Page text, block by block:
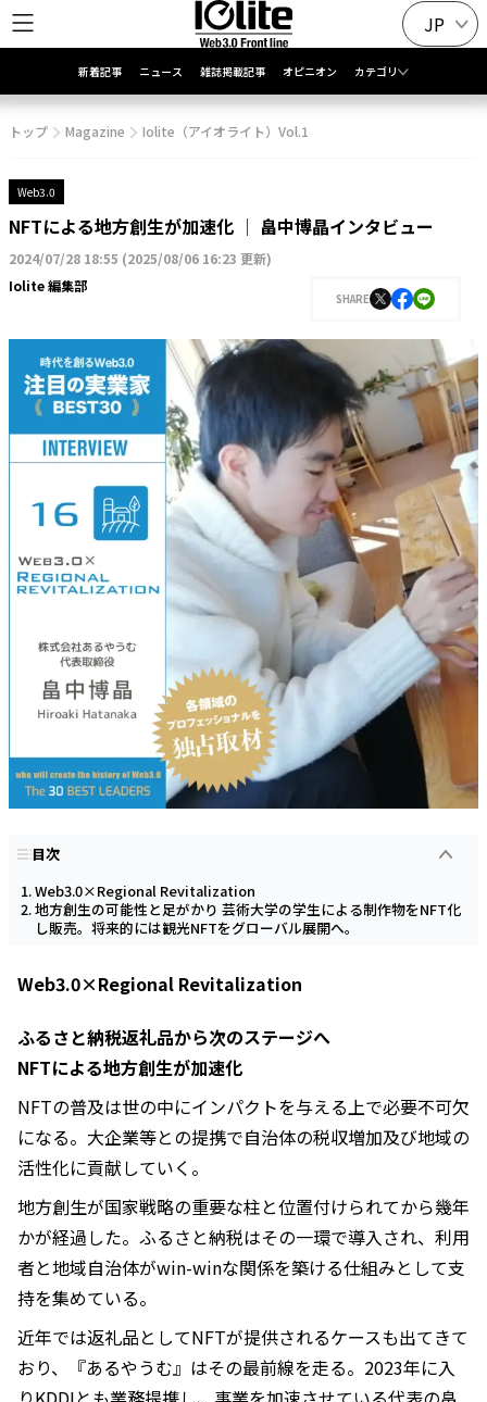
JP
新着記事 ニュース 雑誌掲載記事 オピニオン カテゴリ
トップ Magazine Iolite（アイオライト）Vol.1
Web3.0
NFTによる地方創生が加速化 │ 畠中博晶インタビュー
2024/07/28 18:55 (2025/08/06 16:23 更新)
Iolite 編集部
SHARE
目次
Web3.0×Regional Revitalization
地方創生の可能性と足がかり 芸術大学の学生による制作物をNFT化
し販売。将来的には観光NFTをグローバル展開へ。
Web3.0×Regional Revitalization
ふるさと納税返礼品から次のステージへ
NFTによる地方創生が加速化
NFTの普及は世の中にインパクトを与える上で必要不可欠
になる。大企業等との提携で自治体の税収増加及び地域の
活性化に貢献していく。
地方創生が国家戦略の重要な柱と位置付けられてから幾年
かが経過した。ふるさと納税はその一環で導入され、利用
者と地域自治体がwin-winな関係を築ける仕組みとして支
持を集めている。
近年では返礼品としてNFTが提供されるケースも出てきて
おり、『あるやうむ』はその最前線を走る。2023年に入